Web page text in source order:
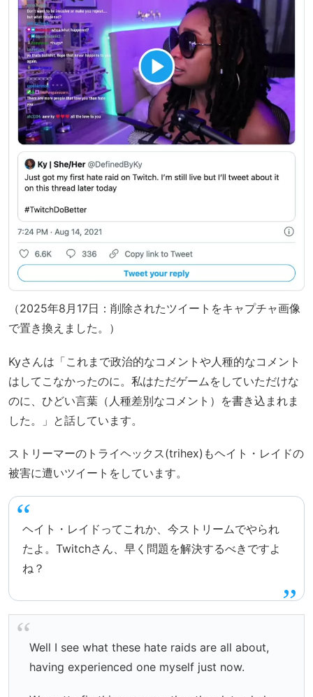
（2025年8月17日：削除されたツイートをキャプチャ画像
で置き換えました。）
Kyさんは「これまで政治的なコメントや人種的なコメント
はしてこなかったのに。私はただゲームをしていただけな
のに、ひどい言葉（人種差別なコメント）を書き込まれま
した。」と話しています。
ストリーマーのトライヘックス(trihex)もヘイト・レイドの
被害に遭いツイートをしています。
ヘイト・レイドってこれか、今ストリームでやられ
たよ。Twitchさん、早く問題を解決するべきですよ
ね？
Well I see what these hate raids are all about,
having experienced one myself just now.